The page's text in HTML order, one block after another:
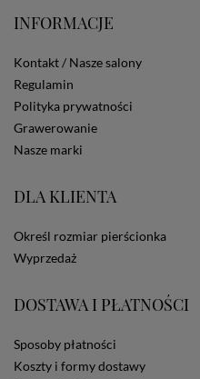
Informacja o
nie podasz danych, nie
zawartości naszej strony
Zautomatyzowane
Na stronie Sklepu są
Stosowane są one w
wygody wszystkich
anonimowych danych dla
portale społecznościowe,
dotyczących cookies
użytkownika. Jeżeli
informacji o plikach cookies.
INFORMACJE
Kontakt / Nasze salony
Regulamin
Polityka prywatności
Grawerowanie
Nasze marki
DLA KLIENTA
Określ rozmiar pierścionka
Wyprzedaż
DOSTAWA I PŁATNOŚCI
Sposoby płatności
Koszty i formy dostawy